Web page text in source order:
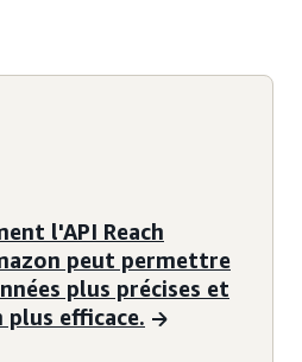
l'API Reach
peut permettre
plus précises et
efficace.